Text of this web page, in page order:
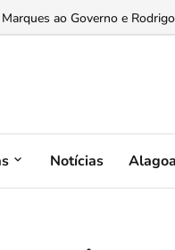
ao Governo e
Notícias